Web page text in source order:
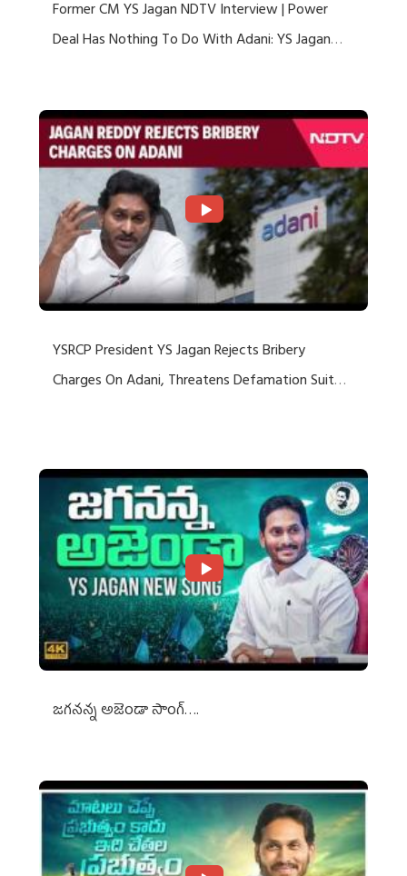
Former CM YS Jagan NDTV Interview | Power
Deal Has Nothing To Do With Adani: YS Jagan
YSRCP President YS Jagan Rejects Bribery
Charges On Adani, Threatens Defamation Suit
జగనన్న అజెండా సాంగ్….